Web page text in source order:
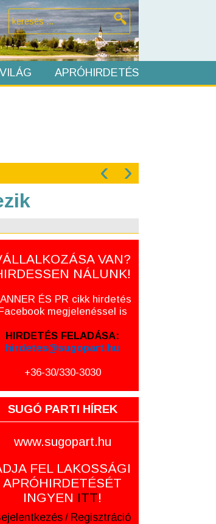
APRÓHIRDETÉS
‹ ›
VAN?
NÁLUNK!
ÉS PR cikk hirdetés
megjelenéssel is
HIRDETÉS FELADÁSA:
hirdetes@sugopart.hu
+36-30/330-3030
SUGÓ PARTI HÍREK
www.sugopart.hu
FEL LAKOSSÁGI
APRÓHIRDETÉSÉT
INGYEN ITT!
/ Regisztráció